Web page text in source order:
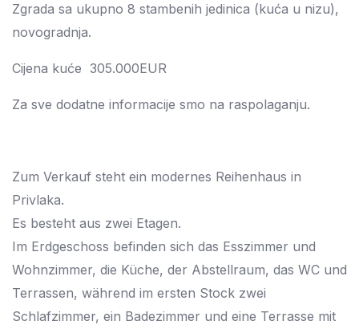
Zgrada sa ukupno 8 stambenih jedinica (kuća u nizu),
novogradnja.
Cijena kuće 305.000EUR
Za sve dodatne informacije smo na raspolaganju.
Zum Verkauf steht ein modernes Reihenhaus in
Privlaka.
Es besteht aus zwei Etagen.
Im Erdgeschoss befinden sich das Esszimmer und
Wohnzimmer, die Küche, der Abstellraum, das WC und
Terrassen, während im ersten Stock zwei
Schlafzimmer, ein Badezimmer und eine Terrasse mit